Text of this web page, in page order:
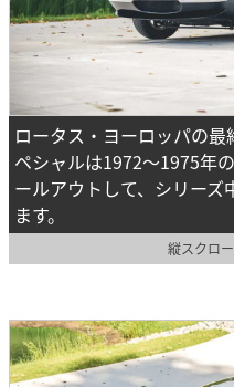
ロータス・ヨーロッパの最
ペシャルは1972～1975年
ールアウトして、シリーズ
ます。
縦スクロ